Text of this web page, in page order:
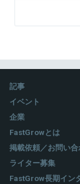
後、Gunosy
関連情報をみる
記事
イベント
企業
FastGrowとは
掲載依頼／お問い
ライター募集
FastGrow長期イン